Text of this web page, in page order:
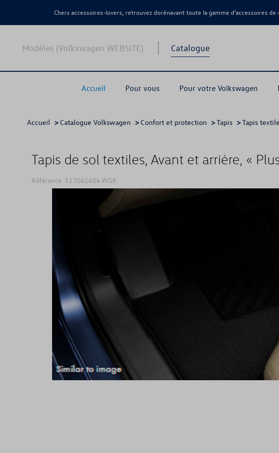
Chers accessoires-lovers, retrouvez dorénavant toute la gamme d’accessoires
Modèles (Volkswagen WEBSITE) Catalogue
Accueil Pour vous Pour votre Volkswagen
Accueil > Catalogue Volkswagen > Confort et protection >Tapis >Tapis textile
Tapis de sol textiles, Avant et arrière, «
Référence: 517061404 WGK